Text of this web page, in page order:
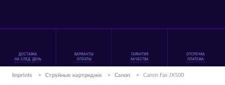
ДОСТАВКА
НА СЛЕД. ДЕНЬ
ВАРИАНТЫ
ОПЛАТЫ
ГАРАНТИЯ
КАЧЕСТВА
ОТСРОЧКА
ПЛАТЕЖА
Imprints > Струйные картриджи > Canon > Canon Fax JX500